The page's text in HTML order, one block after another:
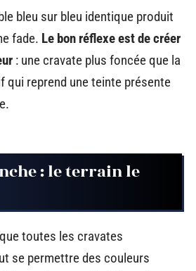
bleu sur bleu identique produit
fade. Le bon réflexe est de créer
: une cravate plus foncée que la
qui reprend une teinte présente
: le terrain le
toutes les cravates
se permettre des couleurs